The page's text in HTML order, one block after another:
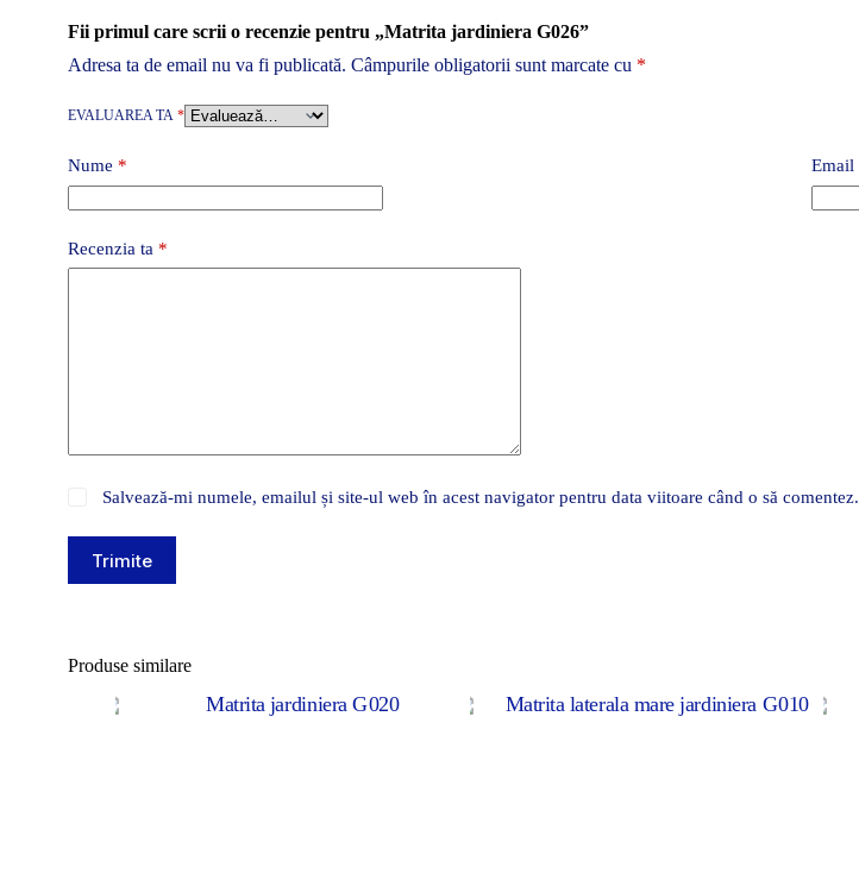
Fii primul care scrii o recenzie pentru „Matrita jardiniera G026”
Adresa ta de email nu va fi publicată. Câmpurile obligatorii sunt marcate cu *
EVALUAREA TA *
Nume * Email
Recenzia ta *
Salvează-mi numele, emailul și site-ul web în acest navigator pentru data viitoare când o să comentez.
Trimite
Produse similare